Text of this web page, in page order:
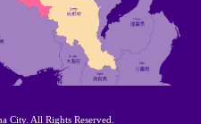
City. All Rights Reserved.